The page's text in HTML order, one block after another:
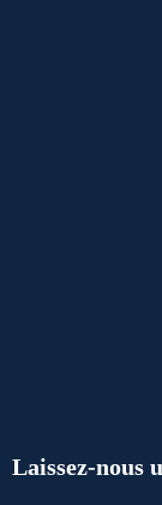
Laissez-nous